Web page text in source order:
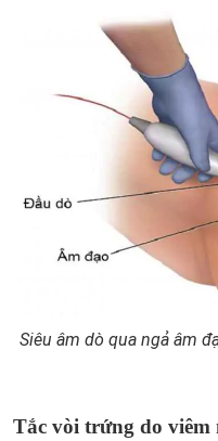
Siêu âm dò qua ngả âm
Tắc vòi trứng do viêm